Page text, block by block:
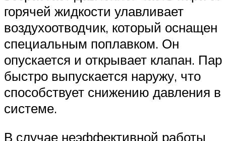
горячей жидкости улавливает
воздухоотводчик, который оснащен
специальным поплавком. Он
опускается и открывает клапан. Пар
быстро выпускается наружу, что
способствует снижению давления в
системе.
В случае неэффективной работы